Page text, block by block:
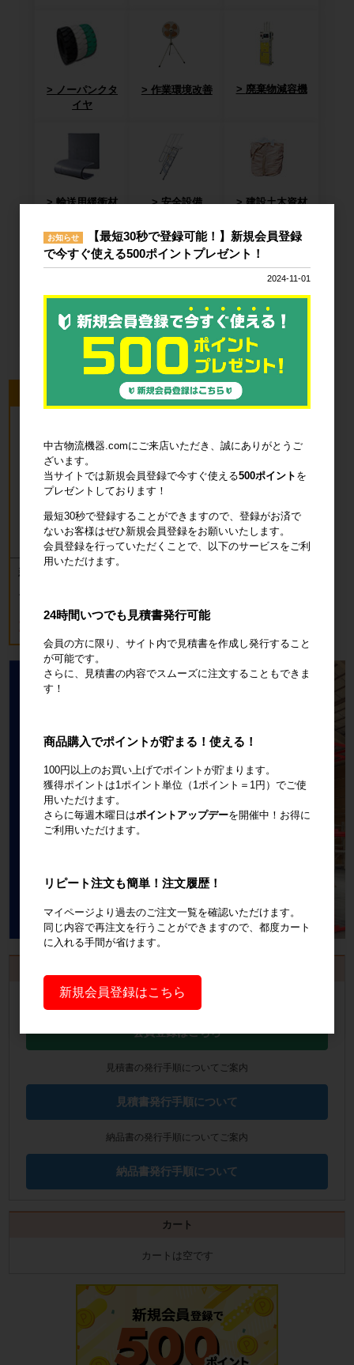
ノーパンクタ
イヤ
作業環境改善 廃棄物減容機
輸送用緩衝材 安全設備 建設土木資材
オフィス用
品・衛生用品
今回のピックアップ商品
新品 カゴ台車 ロールボックスパレッ
ブルー
18,700円
会員登録するといつでも発行可能！
会員登録はこちら
見積書の発行手順についてご案内
見積書発行手順について
納品書の発行手順についてご案内
納品書発行手順について
カート
カートは空です
お知らせ
【最短30秒で登録可能！】新規会員登録
で今すぐ使える500ポイントプレゼント！
2024-11-01
中古物流機器.comにご来店いただき、誠にありがとうご
ざいます。
当サイトでは新規会員登録で今すぐ使える500ポイント を
プレゼントしております！
最短30秒で登録することができますので、登録がお済で
ないお客様はぜひ新規会員登録をお願いいたします。
会員登録を行っていただくことで、以下のサービスをご利
用いただけます。
24時間いつでも見積書発行可能
会員の方に限り、サイト内で見積書を作成し発行すること
が可能です。
さらに、見積書の内容でスムーズに注文することもできま
す！
商品購入でポイントが貯まる！使える！
100円以上のお買い上げでポイントが貯まります。
獲得ポイントは1ポイント単位（1ポイント＝1円）でご使
用いただけます。
さらに毎週木曜日はポイントアップデーを開催中！お得に
ご利用いただけます。
リピート注文も簡単！注文履歴！
マイページより過去のご注文一覧を確認いただけます。
同じ内容で再注文を行うことができますので、都度カート
に入れる手間が省けます。
新規会員登録はこちら